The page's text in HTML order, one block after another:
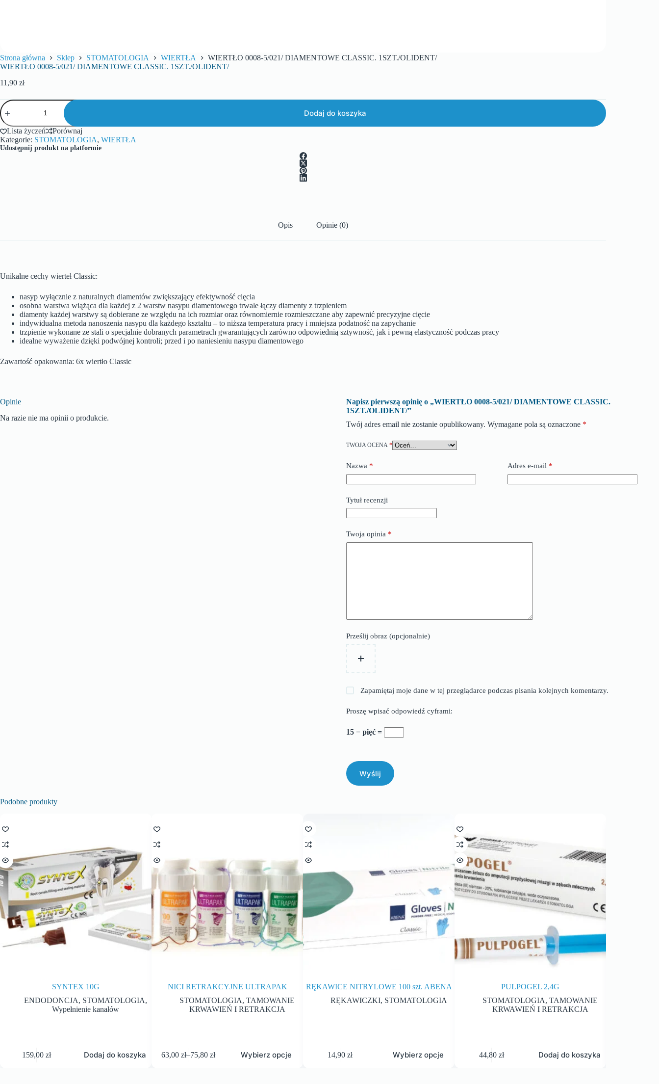
Strona główna Sklep STOMATOLOGIA WIERTŁA
WIERTŁO 0008-5/021/ DIAMENTOWE CLASSIC. 1SZT./OLIDENT/
WIERTŁO 0008-5/021/ DIAMENTOWE CLASSIC. 1SZT./OLIDENT/
11,90 zł
Dodaj do koszyka
Lista życzeń
Porównaj
Kategorie: STOMATOLOGIA, WIERTŁA
Udostępnij produkt na platformie
Opis Opinie (0)
Unikalne cechy wierteł Classic:
nasyp wyłącznie z naturalnych diamentów zwiększający efektywność cięcia
osobna warstwa wiążąca dla każdej z 2 warstw nasypu diamentowego trwale łączy diamenty z trzpieniem
diamenty każdej warstwy są dobierane ze względu na ich rozmiar oraz równomiernie rozmieszczane aby zapewnić precyzyjne cięcie
indywidualna metoda nanoszenia nasypu dla każdego kształtu – to niższa temperatura pracy i mniejsza podatność na zapychanie
trzpienie wykonane ze stali o specjalnie dobranych parametrach gwarantujących zarówno odpowiednią sztywność, jak i pewną elastyczność podczas pracy
idealne wyważenie dzięki podwójnej kontroli; przed i po naniesieniu nasypu diamentowego
Zawartość opakowania: 6x wiertło Classic
Opinie
Na razie nie ma opinii o produkcie.
Napisz pierwszą opinię o „WIERTŁO 0008-5/021/ DIAMENTOWE CLASSIC.
1SZT./OLIDENT/”
Twój adres email nie zostanie opublikowany. Wymagane pola są oznaczone *
TWOJA OCENA *
Nazwa * Adres e-mail *
Tytuł recenzji
Twoja opinia *
Prześlij obraz (opcjonalnie)
Zapamiętaj moje dane w tej przeglądarce podczas pisania kolejnych komentarzy.
Proszę wpisać odpowiedź cyframi:
15 − pięć =
Wyślij
Podobne produkty
SYNTEX 10G
ENDODONCJA, STOMATOLOGIA,
Wypełnienie kanałów
159,00zł Dodaj do koszyka
NICI RETRAKCYJNE ULTRAPAK
STOMATOLOGIA,TAMOWANIE
KRWAWIEŃ I RETRAKCJA
63,00 zł–75,80 zł Wybierz opcje
RĘKAWICE NITRYLOWE 100 szt. ABENA
RĘKAWICZKI, STOMATOLOGIA
14,90 zł Wybierz opcje
PULPOGEL 2,4G
STOMATOLOGIA,TAMOWANIE
KRWAWIEŃ I RETRAKCJA
44,80 zł Dodaj do koszyka